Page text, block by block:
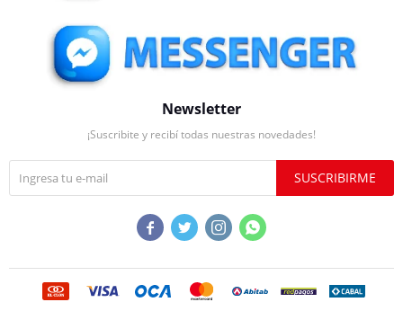
Newsletter
¡Suscribite y recibí todas nuestras novedades!
SUSCRIBIRME
   